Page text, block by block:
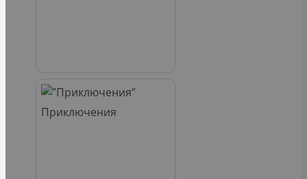
Приключения